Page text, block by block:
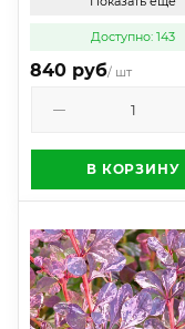
Доступно: 143
840 руб/ шт
В КОРЗИНУ